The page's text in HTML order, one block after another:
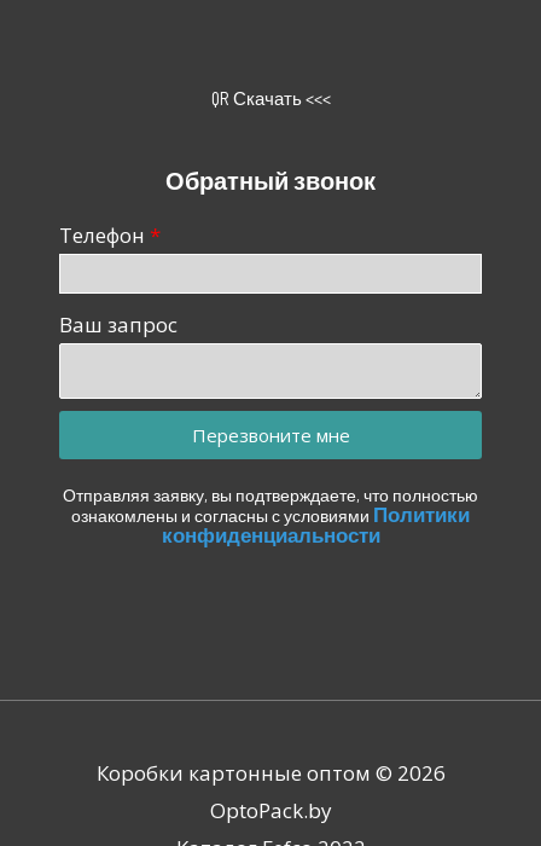
QR Скачать <<<
Обратный звонок
Телефон
Ваш запрос
Перезвоните мне
Отправляя заявку, вы подтверждаете, что полностью
ознакомлены и согласны с условиями Политики
конфиденциальности
Коробки картонные оптом © 2026
OptoPack.by